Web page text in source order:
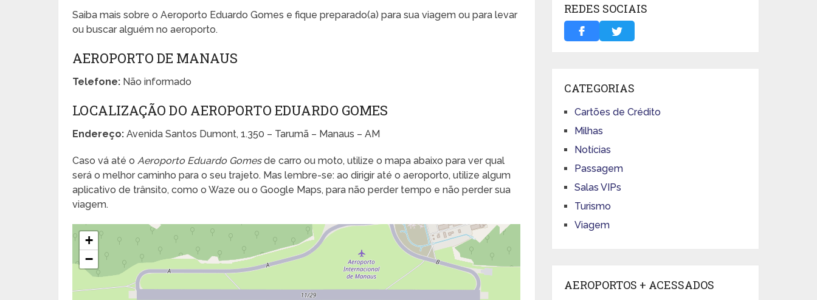
Saiba mais sobre o Aeroporto Eduardo Gomes e fique preparado(a) para sua viagem ou para levar
ou buscar alguém no aeroporto.
AEROPORTO DE MANAUS
Telefone: Não informado
LOCALIZAÇÃO DO AEROPORTO EDUARDO GOMES
Endereço: Avenida Santos Dumont, 1.350 – Tarumã – Manaus – AM
Caso vá até o Aeroporto Eduardo Gomesde carro ou moto, utilize o mapa abaixo para ver qual
será o melhor caminho para o seu trajeto. Mas lembre-se: ao dirigir até o aeroporto, utilize algum
aplicativo de trânsito, como o Waze ou o Google Maps, para não perder tempo e não perder sua
viagem.
+
−
REDES SOCIAIS
CATEGORIAS
Cartões de Crédito
Milhas
Notícias
Passagem
Salas VIPs
Turismo
Viagem
AEROPORTOS + ACESSADOS